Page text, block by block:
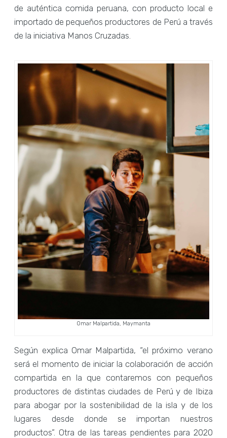
de auténtica comida peruana, con producto local e
importado de pequeños productores de Perú a través
de la iniciativa Manos Cruzadas.
Omar Malpartida, Maymanta
Según explica Omar Malpartida, “el próximo verano
será el momento de iniciar la colaboración de acción
compartida en la que contaremos con pequeños
productores de distintas ciudades de Perú y de Ibiza
para abogar por la sostenibilidad de la isla y de los
lugares desde donde se importan nuestros
productos”. Otra de las tareas pendientes para 2020